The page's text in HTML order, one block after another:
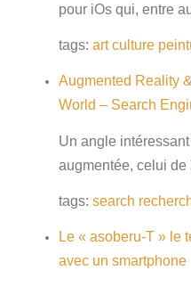
pour iOs qui, entre
tags: art culture
Augmented Reality
World – Search
Un angle intéressant
augmentée, celui de
tags: search
Le « asoberu-T » le
avec un smartphone